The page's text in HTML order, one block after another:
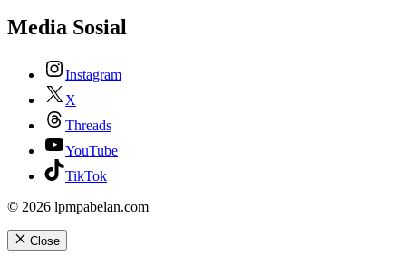
Media Sosial
Instagram
X
Threads
YouTube
TikTok
© 2026 lpmpabelan.com
Close